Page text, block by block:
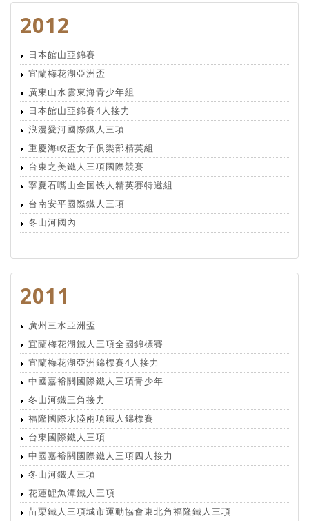
2012
日本館山亞錦賽
宜蘭梅花湖亞洲盃
廣東山水雲東海青少年組
日本館山亞錦賽4人接力
浪漫愛河國際鐵人三項
重慶海峽盃女子俱樂部精英組
台東之美鐵人三項國際競賽
寧夏石嘴山全国铁人精英赛特邀組
台南安平國際鐵人三項
冬山河國內
2011
廣州三水亞洲盃
宜蘭梅花湖鐵人三項全國錦標賽
宜蘭梅花湖亞洲錦標賽4人接力
中國嘉裕關國際鐵人三項青少年
冬山河鐵三角接力
福隆國際水陸兩項鐵人錦標賽
台東國際鐵人三項
中國嘉裕關國際鐵人三項四人接力
冬山河鐵人三項
花蓮鯉魚潭鐵人三項
苗栗鐵人三項城市運動協會東北角福隆鐵人三項